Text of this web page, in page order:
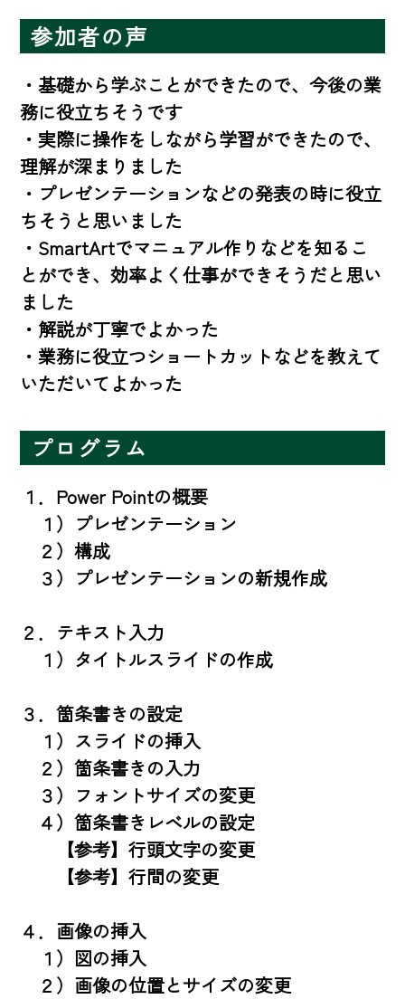
参加者の声
・基礎から学ぶことができたので、今後の業
務に役立ちそうです
・実際に操作をしながら学習ができたので、
理解が深まりました
・プレゼンテーションなどの発表の時に役立
ちそうと思いました
・SmartArtでマニュアル作りなどを知るこ
とができ、効率よく仕事ができそうだと思い
ました
・解説が丁寧でよかった
・業務に役立つショートカットなどを教えて
いただいてよかった
プログラム
１．Power Pointの概要
１）プレゼンテーション
２）構成
３）プレゼンテーションの新規作成
２．テキスト入力
１）タイトルスライドの作成
３．箇条書きの設定
１）スライドの挿入
２）箇条書きの入力
３）フォントサイズの変更
４）箇条書きレベルの設定
【参考】行頭文字の変更
【参考】行間の変更
４．画像の挿入
１）図の挿入
２）画像の位置とサイズの変更